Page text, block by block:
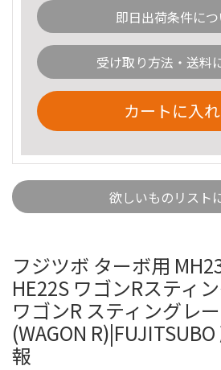
即日出荷条件に
受け取り方法・送料
カートに入
欲しいものリスト
フジツボ ターボ用
HE22S ワゴンRスティ
ワゴンR スティングレ
(WAGON
報